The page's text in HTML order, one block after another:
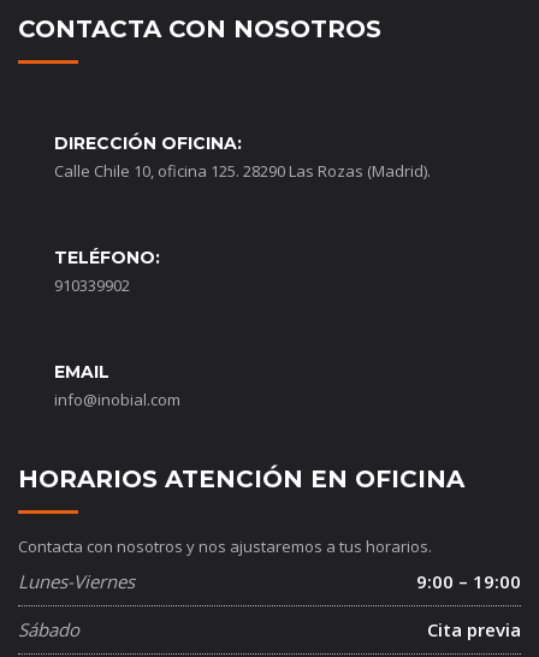
CONTACTA CON NOSOTROS
DIRECCIÓN OFICINA:
Calle Chile 10, oficina 125. 28290 Las Rozas (Madrid).
TELÉFONO:
910339902
EMAIL
info@inobial.com
HORARIOS ATENCIÓN EN OFICINA
Contacta con nosotros y nos ajustaremos a tus horarios.
Lunes-Viernes
9:00 – 19:00
Sábado
Cita previa